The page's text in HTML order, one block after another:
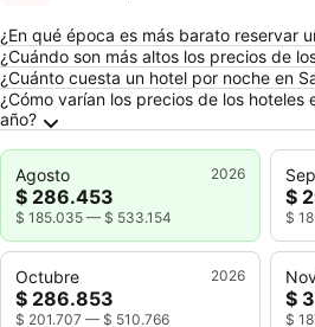
Preguntas frecuentes
¿En qué época es más barato reservar
¿Cuándo son más altos los precios de
¿Cuánto cuesta un hotel por noche en
¿Cómo varían los precios de los hoteles
año?
Agosto 2026
$ 286.453
$ 185.035 — $ 533.154
$
$
Octubre 2026
$ 286.853
$ 201.707 — $ 510.766
$
$